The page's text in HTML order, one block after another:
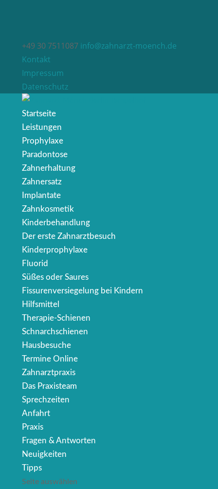
+49 30 7511087 info@zahnarzt-moench.de
Kontakt
Impressum
Datenschutz
Startseite
Leistungen
Prophylaxe
Paradontose
Zahnerhaltung
Zahnersatz
Implantate
Zahnkosmetik
Kinderbehandlung
Der erste Zahnarztbesuch
Kinderprophylaxe
Fluorid
Süßes oder Saures
Fissurenversiegelung bei Kindern
Hilfsmittel
Therapie-Schienen
Schnarchschienen
Hausbesuche
Termine Online
Zahnarztpraxis
Das Praxisteam
Sprechzeiten
Anfahrt
Praxis
Fragen & Antworten
Neuigkeiten
Tipps
Seite auswählen